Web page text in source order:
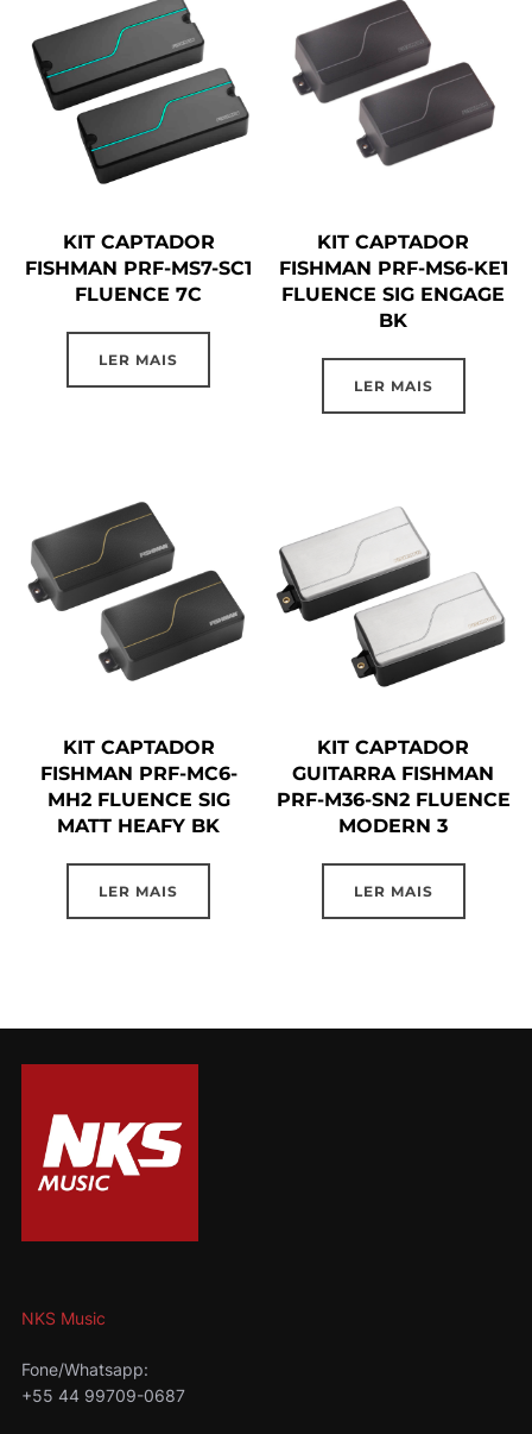
KIT CAPTADOR
FISHMAN PRF-MS7-SC1
FLUENCE 7C
LER MAIS
KIT CAPTADOR
FISHMAN PRF-MS6-KE1
FLUENCE SIG ENGAGE
BK
LER MAIS
KIT CAPTADOR
FISHMAN PRF-MC6-
MH2 FLUENCE SIG
MATT HEAFY BK
LER MAIS
KIT CAPTADOR
GUITARRA FISHMAN
PRF-M36-SN2 FLUENCE
MODERN 3
LER MAIS
NKS Music
Fone/Whatsapp:
+55 44 99709-0687